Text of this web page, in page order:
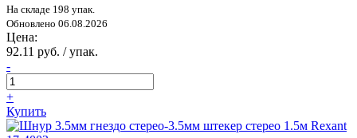
На складе 198 упак.
Обновлено 06.08.2026
Цена:
92.11 руб. / упак.
-
+
Купить